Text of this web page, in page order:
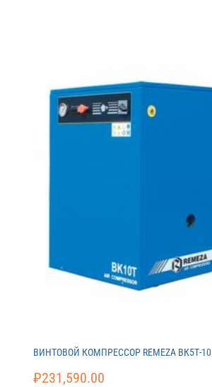
ВИНТОВОЙ КОМПРЕССОР REMEZA ВК5Т-10
₽231,590.00